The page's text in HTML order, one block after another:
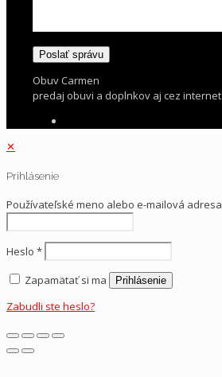
Obuv Carmen
predaj obuvi a doplnkov aj cez internet
✕
Prihlásenie
Používateľské meno alebo e-mailová adresa
Heslo *
Zapamätať si ma
Prihlásenie
Zabudli ste heslo?